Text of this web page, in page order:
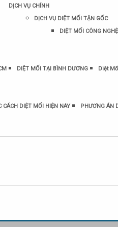
DỊCH VỤ CHÍNH
DỊCH VỤ DIỆT MỐI TẬN GỐC
DIỆT MỐI CÔNG
DIỆT MỐI TẠI BÌNH DƯƠNG
Diệt
CÁCH DIỆT MỐI HIỆN NAY
PHƯƠNG ÁN